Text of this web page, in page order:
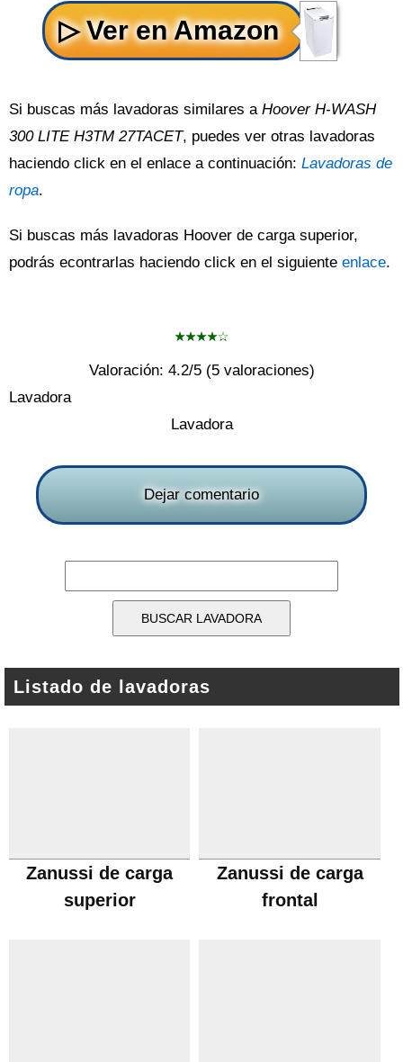
Si buscas más lavadoras similares a Hoover H-WASH
300 LITE H3TM 27TACET, puedes ver otras lavadoras
haciendo click en el enlace a continuación: Lavadoras de
ropa.
Si buscas más lavadoras Hoover de carga superior,
podrás econtrarlas haciendo click en el siguiente enlace.
Valoración: 4.2/5 (5valoraciones)
Lavadora
Lavadora
Dejar comentario
Listado de lavadoras
Zanussi de carga
superior
Zanussi de carga
frontal